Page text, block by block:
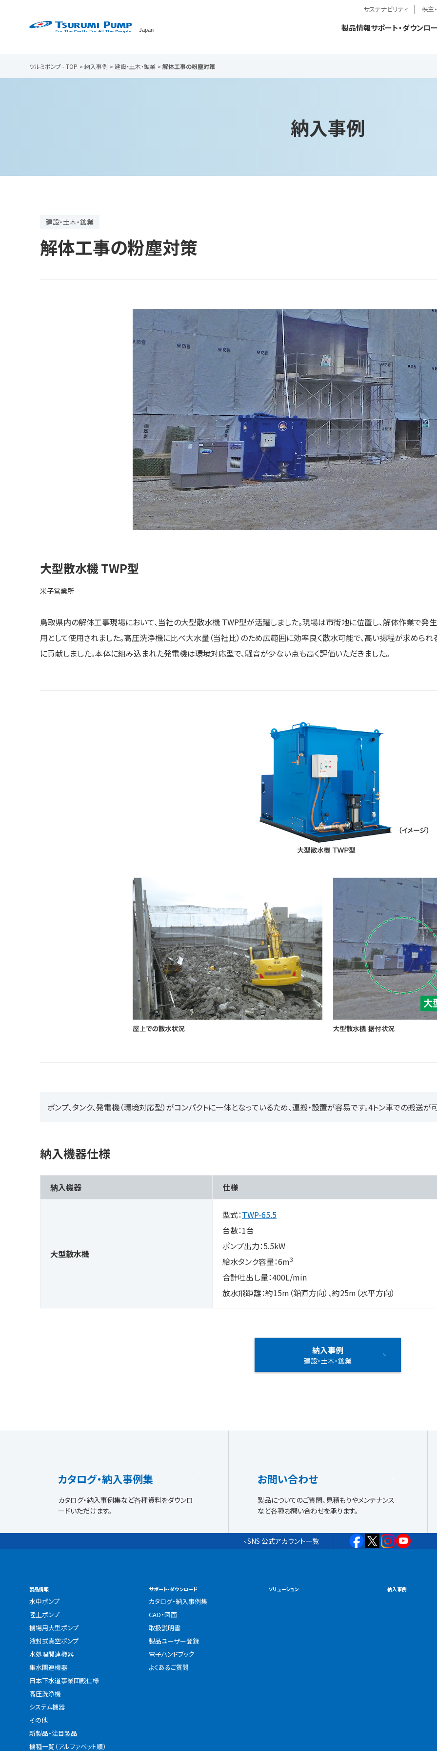
Japan
サステナビリティ 株主
製品情報サポート・ダウンロ
ツルミポンプ - TOP 納入事例 建設・土木・鉱業 解体工事の粉塵対策
納入事例
建設・土木・鉱業
解体工事の粉塵対策
大型散水機 TWP型
米子営業所
鳥取県内の解体工事現場において、当社の大型散水機 TWP型が活躍しました。現場は市街地に位置し、解体作業で発
用として使用されました。高圧洗浄機に比べ大水量（当社比）のため広範囲に効率良く散水可能で、高い揚程が求めら
に貢献しました。本体に組み込まれた発電機は環境対応型で、騒音が少ない点も高く評価いただきました。
ポンプ、タンク、発電機（環境対応型）がコンパクトに一体となっているため、運搬・設置が容易です。4トン車での搬送が
納入機器仕様
納入機器 仕様
大型散水機
型式：TWP-65.5
台数：1台
ポンプ出力：5.5kW
給水タンク容量：6m3
合計吐出し量：400L/min
放水飛距離：約15m（鉛直方向）、約25m（水平方向）
納入事例
建設・土木・鉱業
カタログ・納入事例集
カタログ・納入事例集など各種資料をダウンロ
ードいただけます。
お問い合わせ
製品についてのご質問、見積もりやメンテナンス
など各種お問い合わせを承ります。
SNS 公式アカウント一覧
製品情報
水中ポンプ
陸上ポンプ
機場用大型ポンプ
液封式真空ポンプ
水処理関連機器
集水関連機器
日本下水道事業団殿仕様
高圧洗浄機
システム機器
その他
新製品・注目製品
機種一覧（アルファベット順）
サポート・ダウンロード
カタログ・納入事例集
CAD・図面
取扱説明書
製品ユーザー登録
電子ハンドブック
よくあるご質問
ソリューション 納入事例